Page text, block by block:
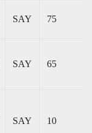
SAY 75
SAY 65
SAY 10